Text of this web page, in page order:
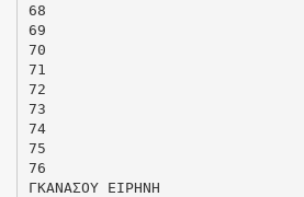
68
69
70
71
72
73
74
75
76
ΓΚΑΝΑΣΟΥ ΕΙΡΗΝΗ